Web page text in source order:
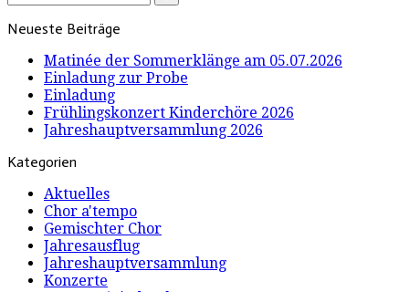
Neueste Beiträge
Matinée der Sommerklänge am 05.07.2026
Einladung zur Probe
Einladung
Frühlingskonzert Kinderchöre 2026
Jahreshauptversammlung 2026
Kategorien
Aktuelles
Chor a'tempo
Gemischter Chor
Jahresausflug
Jahreshauptversammlung
Konzerte